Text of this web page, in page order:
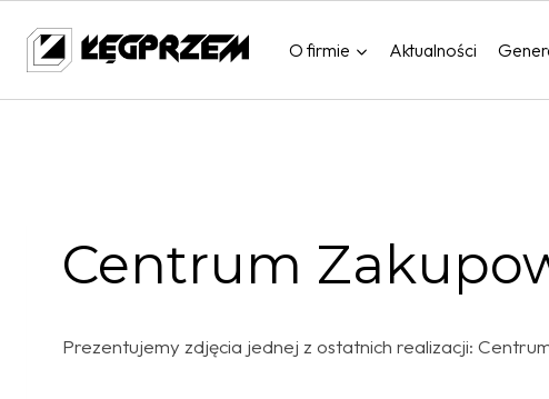
treści
O firmie Aktualności
Centrum
Prezentujemy zdjęcia jednej z ostatnich realizacji: